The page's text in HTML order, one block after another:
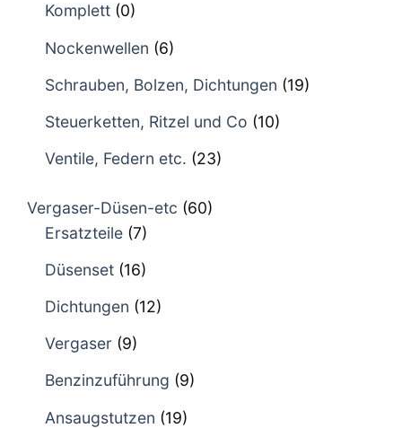
Komplett (0)
Nockenwellen (6)
Schrauben, Bolzen, Dichtungen (19)
Steuerketten, Ritzel und Co (10)
Ventile, Federn etc. (23)
Vergaser-Düsen-etc (60)
Ersatzteile (7)
Düsenset (16)
Dichtungen (12)
Vergaser (9)
Benzinzuführung (9)
Ansaugstutzen (19)